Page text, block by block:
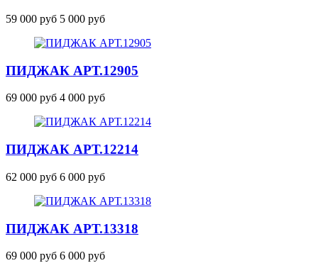
59 000 руб 5 000 руб
ПИДЖАК АРТ.12905
69 000 руб 4 000 руб
ПИДЖАК АРТ.12214
62 000 руб 6 000 руб
ПИДЖАК АРТ.13318
69 000 руб 6 000 руб